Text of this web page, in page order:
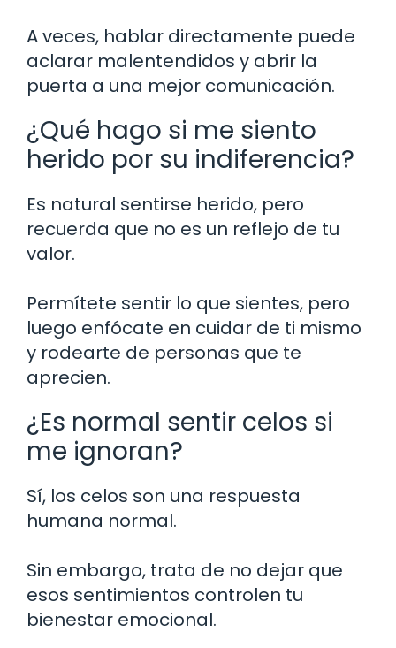
A veces, hablar directamente puede
aclarar malentendidos y abrir la
puerta a una mejor comunicación.
¿Qué hago si me siento
herido por su indiferencia?
Es natural sentirse herido, pero
recuerda que no es un reflejo de tu
valor.
Permítete sentir lo que sientes, pero
luego enfócate en cuidar de ti mismo
y rodearte de personas que te
aprecien.
¿Es normal sentir celos si
me ignoran?
Sí, los celos son una respuesta
humana normal.
Sin embargo, trata de no dejar que
esos sentimientos controlen tu
bienestar emocional.